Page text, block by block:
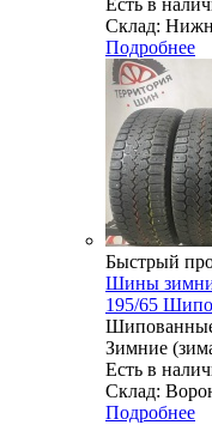
Есть в
Склад:
Подробнее
Быстрый
Шины
195/65
Зимние
Есть в
Склад:
Подробнее